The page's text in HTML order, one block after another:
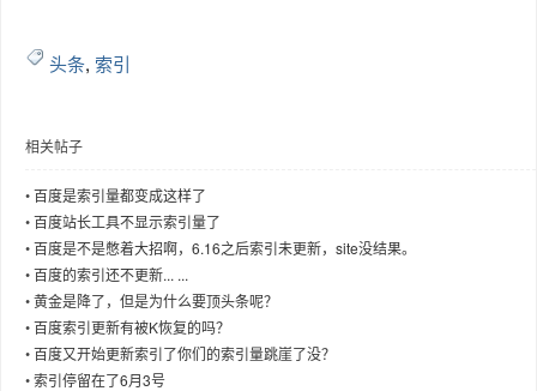
头条, 索引
相关帖子
•百度是索引量都变成这样了
•百度站长工具不显示索引量了
•百度是不是憋着大招啊，6.16之后索引未更新，site没结果。
•百度的索引还不更新... ...
•黄金是降了，但是为什么要顶头条呢？
•百度索引更新有被K恢复的吗？
•百度又开始更新索引了你们的索引量跳崖了没？
•索引停留在了6月3号